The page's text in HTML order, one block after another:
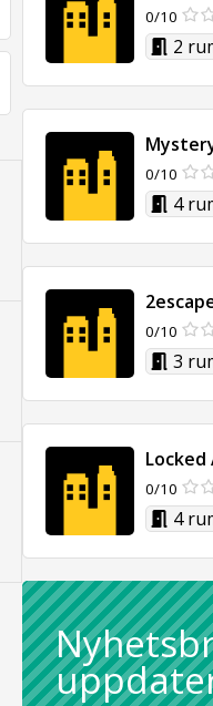
0/10
2
0/10
4
0/10
3
0/10
4